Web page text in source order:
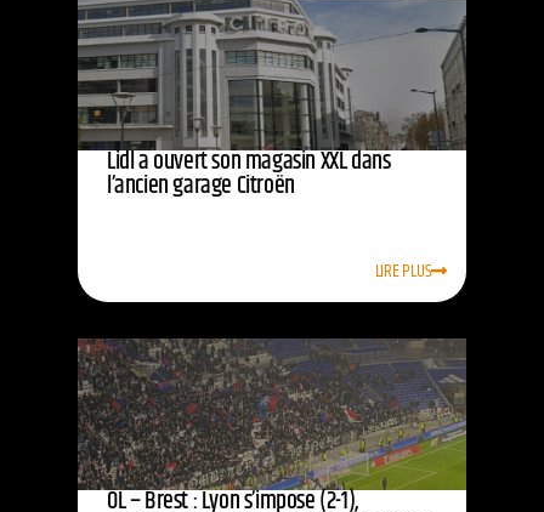
Lidl a ouvert son magasin XXL dans
l’ancien garage Citroën
LIRE PLUS
OL – Brest : Lyon s’impose (2-1),